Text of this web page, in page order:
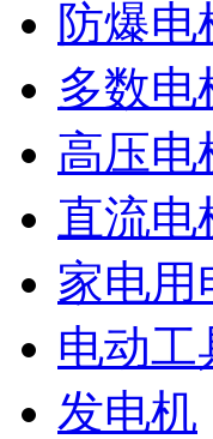
防爆电
多数电
高压电
直流电
家电用
电动工
发电机